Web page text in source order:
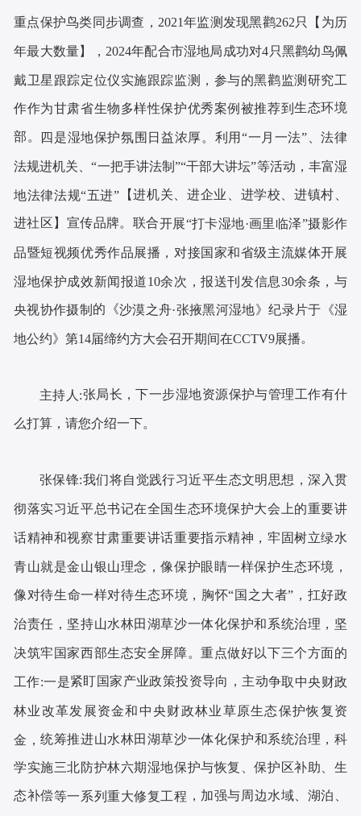
重点保护鸟类同步调查， 2021年监测发现黑鹳262只【为历
年最大数量】，2024年配合市湿地局成功对4只黑鹳幼鸟佩
戴卫星跟踪定位仪实施跟踪监测，参与的黑鹳监测研究工
作作为甘肃省生物多样性保护优秀案例被推荐到生态环境
部 。 四是湿地保护氛围 日益浓厚。 利用 “一月一法”、法律
法规进机关、“一把手讲法制”“干部大讲坛”等活动，丰富湿
地法律法规“五进” 【进机关、进企业、进学校、进镇村、
进社区】 宣传品牌。联合开展“打卡湿地·画里临泽”摄影作
品暨短视频优秀作品展播， 对接国家和省级主流媒体开展
湿地保护成效新闻报道10余次，报送刊发信息30余条，与
央视协作摄制 的《沙漠之舟·张掖黑河湿地》纪录片于《湿
地公约》第14届缔约方大会召开期间在CCTV9展播。
主持人 :张局长 ，下一步湿地资源保护与管理工作有什
么打算，请您介绍一下。
张保锋:我们将自觉践行习近平生态文明思想，深入贯
彻落实习近平总书记在全国生态环境保护大会上的重要讲
话精神和视察甘肃重要讲话重要指示精神，牢固树立绿水
青山就是金山银山理念，像保护眼睛一样保护生态环境，
像对待生命一样对待生态环境，胸怀“国之大者”，扛好政
治责任，坚持山水林田湖草沙一体化保护和系统治理，坚
决筑牢国家西部生态安全屏障。重点做好以下三个方面的
工作:一是紧盯国家产业政策投资导向， 主动争取 中央财政
林业改革发展资金和中央财政林业草原生态保护恢复资
金 ，统筹推进山水林田湖草沙一体化保护和系统治理，科
学实施三北防护林六期湿地保护与恢复、保护区补助、 生
态补偿等一系列重大修复工程 ，加强与周边水域、湖泊、